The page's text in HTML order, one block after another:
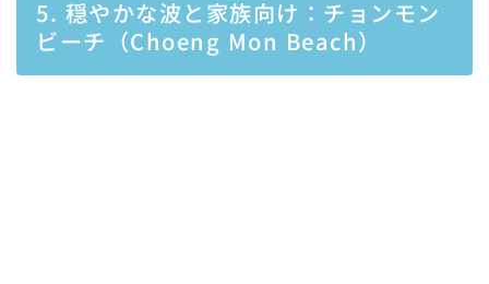
5. 穏やかな波と家族向け：チョンモン
ビーチ（Choeng Mon Beach）